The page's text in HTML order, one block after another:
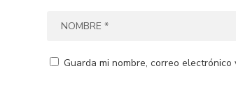
Guarda mi nombre, correo